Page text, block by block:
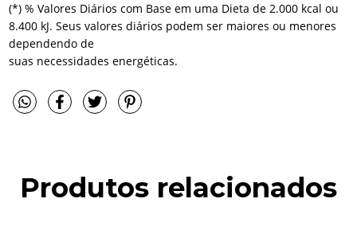
(*) % Valores Diários com Base em uma Dieta de 2.000 kcal ou
8.400 kJ. Seus valores diários podem ser maiores ou menores
dependendo de
suas necessidades energéticas.
Produtos relacionados